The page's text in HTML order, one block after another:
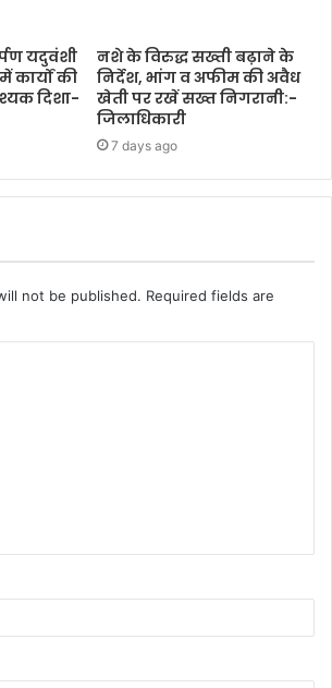
यदुवंशी
की
दिशा-
नशे के विरुद्ध सख्ती बढ़ाने के
निर्देश, भांग व अफीम की अवैध
खेती पर रखें सख्त निगरानी:-
जिलाधिकारी
7 days ago
not be published. Required fields are